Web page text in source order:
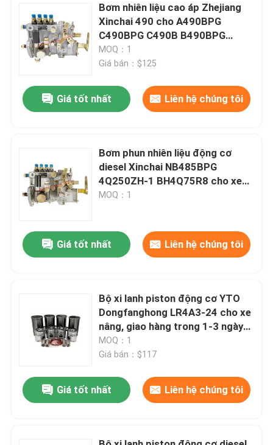
Bơm nhiên liệu cao áp Zhejiang
Xinchai 490 cho A490BPG
C490BPG C490B B490BPG
4Q167Z-1 BH4Q80R8
MOQ：1
Giá bán：$125
Giá tốt nhất Liên hệ chúng tôi
Bơm phun nhiên liệu động cơ
diesel Xinchai NB485BPG
4Q250ZH-1 BH4Q75R8 cho xe
nâng HELI
MOQ：1
Giá tốt nhất Liên hệ chúng tôi
Bộ xi lanh piston động cơ YTO
Dongfanghong LR4A3-24 cho xe
nâng, giao hàng trong 1-3 ngày
và 4 xi lanh
MOQ：1
Giá bán：$117
Giá tốt nhất Liên hệ chúng tôi